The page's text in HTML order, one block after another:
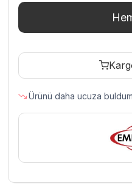
Bulaşık
Yıkamalı
Sağdan
Girişli
adet
Ürünü daha ucuza buldum